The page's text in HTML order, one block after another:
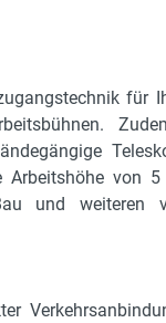
für
Arbeitshöhe von
und weiteren